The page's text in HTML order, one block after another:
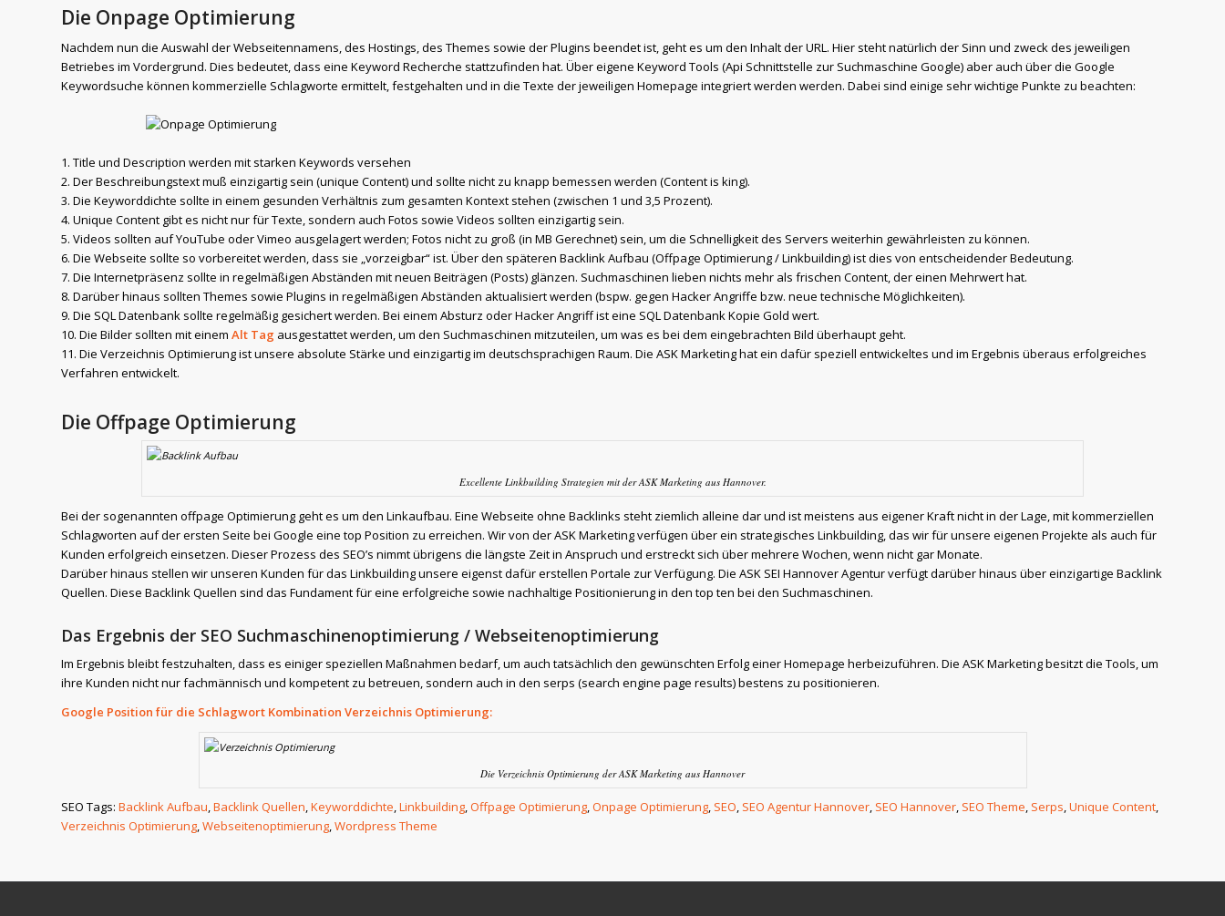
Die Onpage Optimierung
Nachdem nun die Auswahl der Webseitennamens, des Hostings, des Themes sowie der Plugins beendet ist, geht es um den Inhalt der URL. Hier steht natürlich der Sinn und zweck des jeweiligen
Betriebes im Vordergrund. Dies bedeutet, dass eine Keyword Recherche stattzufinden hat. Über eigene Keyword Tools (Api Schnittstelle zur Suchmaschine Google) aber auch über die Google
Keywordsuche können kommerzielle Schlagworte ermittelt, festgehalten und in die Texte der jeweiligen Homepage integriert werden werden. Dabei sind einige sehr wichtige Punkte zu beachten:
1. Title und Description werden mit starken Keywords versehen
2. Der Beschreibungstext muß einzigartig sein (unique Content) und sollte nicht zu knapp bemessen werden (Content is king).
3. Die Keyworddichte sollte in einem gesunden Verhältnis zum gesamten Kontext stehen (zwischen 1 und 3,5 Prozent).
4. Unique Content gibt es nicht nur für Texte, sondern auch Fotos sowie Videos sollten einzigartig sein.
5. Videos sollten auf YouTube oder Vimeo ausgelagert werden; Fotos nicht zu groß (in MB Gerechnet) sein, um die Schnelligkeit des Servers weiterhin gewährleisten zu können.
6. Die Webseite sollte so vorbereitet werden, dass sie „vorzeigbar“ ist. Über den späteren Backlink Aufbau (Offpage Optimierung / Linkbuilding) ist dies von entscheidender Bedeutung.
7. Die Internetpräsenz sollte in regelmäßigen Abständen mit neuen Beiträgen (Posts) glänzen. Suchmaschinen lieben nichts mehr als frischen Content, der einen Mehrwert hat.
8. Darüber hinaus sollten Themes sowie Plugins in regelmäßigen Abständen aktualisiert werden (bspw. gegen Hacker Angriffe bzw. neue technische Möglichkeiten).
9. Die SQL Datenbank sollte regelmäßig gesichert werden. Bei einem Absturz oder Hacker Angriff ist eine SQL Datenbank Kopie Gold wert.
10. Die Bilder sollten mit einem Alt Tag ausgestattet werden, um den Suchmaschinen mitzuteilen, um was es bei dem eingebrachten Bild überhaupt geht.
11. Die Verzeichnis Optimierung ist unsere absolute Stärke und einzigartig im deutschsprachigen Raum. Die ASK Marketing hat ein dafür speziell entwickeltes und im Ergebnis überaus erfolgreiches
Verfahren entwickelt.
Die Offpage Optimierung
Excellente Linkbuilding Strategien mit der ASK Marketing aus Hannover.
Bei der sogenannten offpage Optimierung geht es um den Linkaufbau. Eine Webseite ohne Backlinks steht ziemlich alleine dar und ist meistens aus eigener Kraft nicht in der Lage, mit kommerziellen
Schlagworten auf der ersten Seite bei Google eine top Position zu erreichen. Wir von der ASK Marketing verfügen über ein strategisches Linkbuilding, das wir für unsere eigenen Projekte als auch für
Kunden erfolgreich einsetzen. Dieser Prozess des SEO’s nimmt übrigens die längste Zeit in Anspruch und erstreckt sich über mehrere Wochen, wenn nicht gar Monate.
Darüber hinaus stellen wir unseren Kunden für das Linkbuilding unsere eigenst dafür erstellen Portale zur Verfügung. Die ASK SEI Hannover Agentur verfügt darüber hinaus über einzigartige Backlink
Quellen. Diese Backlink Quellen sind das Fundament für eine erfolgreiche sowie nachhaltige Positionierung in den top ten bei den Suchmaschinen.
Das Ergebnis der SEO Suchmaschinenoptimierung / Webseitenoptimierung
Im Ergebnis bleibt festzuhalten, dass es einiger speziellen Maßnahmen bedarf, um auch tatsächlich den gewünschten Erfolg einer Homepage herbeizuführen. Die ASK Marketing besitzt die Tools, um
ihre Kunden nicht nur fachmännisch und kompetent zu betreuen, sondern auch in den serps (search engine page results) bestens zu positionieren.
Google Position für die Schlagwort Kombination Verzeichnis Optimierung:
Die Verzeichnis Optimierung der ASK Marketing aus Hannover
SEO Tags: Backlink Aufbau,Backlink Quellen,Keyworddichte,Linkbuilding,Offpage Optimierung,Onpage Optimierung, SEO, SEO Agentur Hannover, SEO Hannover, SEO Theme, Serps,Unique Content,
Verzeichnis Optimierung,Webseitenoptimierung,Wordpress Theme